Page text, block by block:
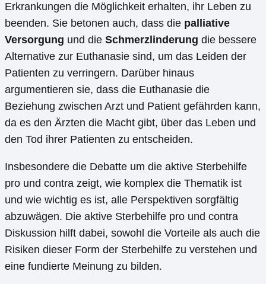
Erkrankungen die Möglichkeit erhalten, ihr Leben zu
beenden. Sie betonen auch, dass die palliative
Versorgung und die Schmerzlinderung die bessere
Alternative zur Euthanasie sind, um das Leiden der
Patienten zu verringern. Darüber hinaus
argumentieren sie, dass die Euthanasie die
Beziehung zwischen Arzt und Patient gefährden kann,
da es den Ärzten die Macht gibt, über das Leben und
den Tod ihrer Patienten zu entscheiden.
Insbesondere die Debatte um die aktive Sterbehilfe
pro und contra zeigt, wie komplex die Thematik ist
und wie wichtig es ist, alle Perspektiven sorgfältig
abzuwägen. Die aktive Sterbehilfe pro und contra
Diskussion hilft dabei, sowohl die Vorteile als auch die
Risiken dieser Form der Sterbehilfe zu verstehen und
eine fundierte Meinung zu bilden.